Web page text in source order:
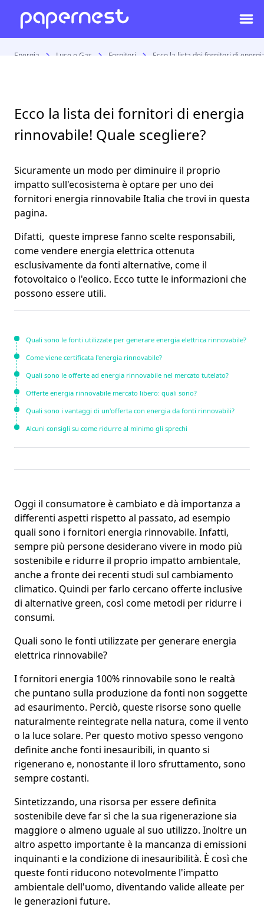
Energia Luce e Gas Fornitori Ecco la lista dei fornitori di
Quali sono le fonti utilizzate per generare energia elettrica rinnovabile?
Come viene certificata l'energia rinnovabile?
Quali sono le offerte ad energia rinnovabile nel mercato tutelato?
Offerte energia rinnovabile mercato libero: quali sono?
Quali sono i vantaggi di un'offerta con energia da fonti rinnovabili?
Alcuni consigli su come ridurre al minimo gli sprechi
Ecco la lista dei fornitori di energia
rinnovabile! Quale scegliere?
Sicuramente un modo per diminuire il proprio
impatto sull'ecosistema è optare per uno dei
fornitori energia rinnovabile Italia che trovi in questa
pagina.
Difatti, queste imprese fanno scelte responsabili,
come vendere energia elettrica ottenuta
esclusivamente da fonti alternative, come il
fotovoltaico o l'eolico. Ecco tutte le informazioni che
possono essere utili.
Oggi il consumatore è cambiato e dà importanza a
differenti aspetti rispetto al passato, ad esempio
quali sono i fornitori energia rinnovabile. Infatti,
sempre più persone desiderano vivere in modo più
sostenibile e ridurre il proprio impatto ambientale,
anche a fronte dei recenti studi sul cambiamento
climatico. Quindi per farlo cercano offerte inclusive
di alternative green, così come metodi per ridurre i
consumi.
Quali sono le fonti utilizzate per generare energia
elettrica rinnovabile?
Ifornitori energia 100% rinnovabilesono le realtà
che puntano sulla produzione da fonti non soggette
ad esaurimento. Perciò, queste risorse sono quelle
naturalmente reintegrate nella natura, come il vento
o la luce solare. Per questo motivo spesso vengono
definite anchefonti inesauribili, in quanto si
rigenerano e, nonostante il loro sfruttamento, sono
sempre costanti.
Sintetizzando, una risorsa per essere definita
sostenibiledeve far sì che la sua rigenerazione sia
maggiore o almeno uguale al suo utilizzo. Inoltre un
altro aspetto importante è la mancanza di emissioni
inquinanti e la condizione di inesauribilità. È così che
queste fonti riducono notevolmente l'impatto
ambientaledell'uomo, diventando valide alleate per
le generazioni future.